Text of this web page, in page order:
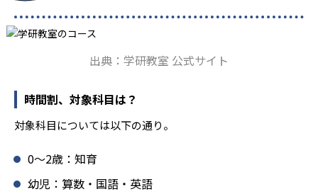
を見つけて褒めるところから学習をスタートする。この指
導により生徒の「やる気」を引き出し、無理のない学習と
報にも精通しており、学習相談や教育相談、保護者とのコ
学研教室では、楽しく生き生きと学ぶことも重視してい
る。人と人との触れ合いの中で学びを深めることにより、
知・情・意のバランスのとれた生徒の育成を推進。「教室
面の指導も実施し、全人的な教育に取り組んでいる点も、
メリットと言えるだろう。
出典：学研教室 公式サイト
時間割、対象科目は？
対象科目については以下の通り。
0〜2歳：知育
幼児：算数・国語・英語